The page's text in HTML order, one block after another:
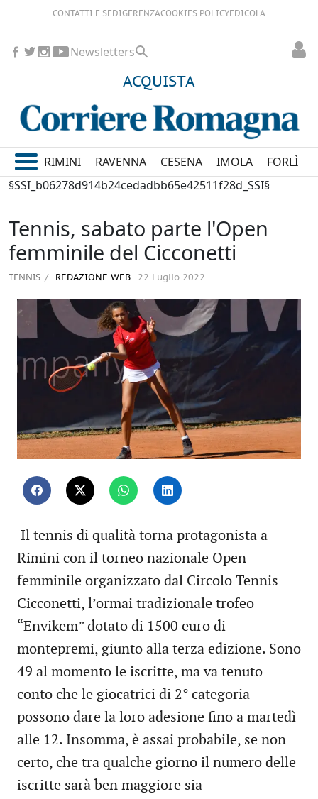
CONTATTI E SEDIGERENZACOOKIES POLICYEDICOLA
ACQUISTA
Newsletters
RIMINI RAVENNA CESENA IMOLA FORLÌ
§SSI_b06278d914b24cedadbb65e42511f28d_SSI§
Tennis, sabato parte l'Open
femminile del Cicconetti
TENNIS REDAZIONE WEB 22 Luglio 2022
Il tennis di qualità torna protagonista a
Rimini con il torneo nazionale Open
femminile organizzato dal Circolo Tennis
Cicconetti, l’ormai tradizionale trofeo
“Envikem” dotato di 1500 euro di
montepremi, giunto alla terza edizione. Sono
49 al momento le iscritte, ma va tenuto
conto che le giocatrici di 2° categoria
possono dare la loro adesione fino a martedì
alle 12. Insomma, è assai probabile, se non
certo, che tra qualche giorno il numero delle
iscritte sarà ben maggiore sia